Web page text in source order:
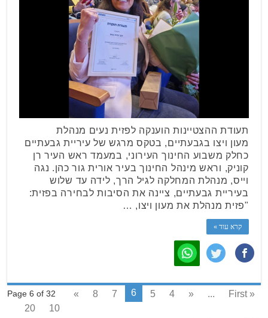
תעודת ההצטיינות הוענקה לפזית נעים מנהלת
מעון ויצו בגבעתיים, בטקס מרגש של עיריית גבעתיים
כחלק משבוע החינוך העירוני, במעמד ראש העיר רן
קוניק, וראש מינהל החינוך בעיר אורית גור כהן. נגה
וייס, מנהלת המחלקה לגיל הרך, לידה עד שלוש
בעיריית גבעתיים, ציינה את הסיבות לבחירה בפזית:
"פזית מנהלת את מעון ויצו, …
קרא עוד »
Page 6 of 32 « First
...
«
4
5
6
7
8
»
10
20